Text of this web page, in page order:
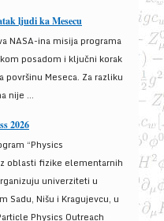
ljudi ka Mesecu
NASA-ina misija programa
posadom i ključni korak
površinu Meseca. Za razliku
nije ...
2026
“Physics
oblasti fizike elementarnih
univerziteti u
Sadu, Nišu i Kragujevcu, u
Physics Outreach